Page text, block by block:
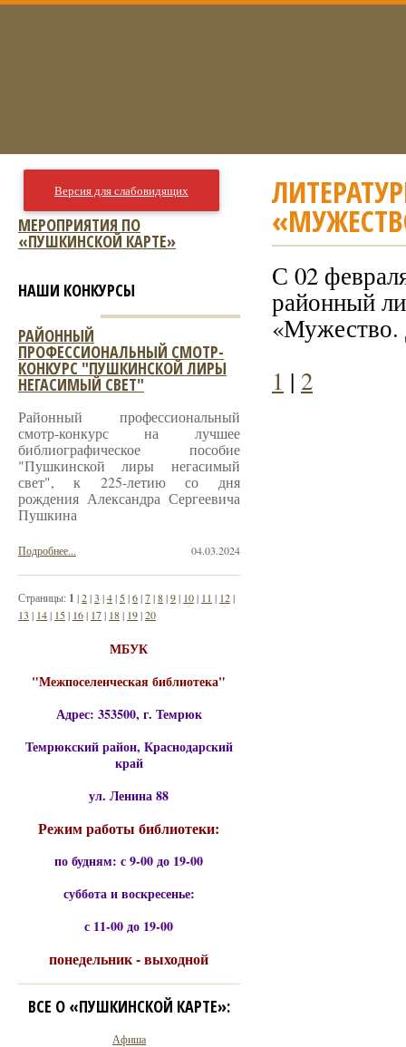
С 02
районный
«Мужество.
1 | 2
Версия для слабовидящих
МЕРОПРИЯТИЯ ПО
«ПУШКИНСКОЙ КАРТЕ»
НАШИ КОНКУРСЫ
РАЙОННЫЙ
ПРОФЕССИОНАЛЬНЫЙ СМОТР-
КОНКУРС "ПУШКИНСКОЙ ЛИРЫ
НЕГАСИМЫЙ СВЕТ"
Районный профессиональный
смотр-конкурс на лучшее
библиографическое пособие
"Пушкинской лиры негасимый
свет", к 225-летию со дня
рождения Александра Сергеевича
Пушкина
04.03.2024
Подробнее...
Страницы: 1 |2|3 |4| 5|6|7|8|9| 10| 11 | 12|
13 | 14| 15| 16| 17| 18| 19|20
МБУК
"Межпоселенческая библиотека"
Адрес: 353500, г. Темрюк
Темрюкский район, Краснодарский
край
ул. Ленина 88
Режим работы библиотеки:
по будням: с 9-00 до 19-00
суббота и воскресенье:
с 11-00 до 19-00
понедельник - выходной
ВСЕ О «ПУШКИНСКОЙ КАРТЕ»:
Афиша